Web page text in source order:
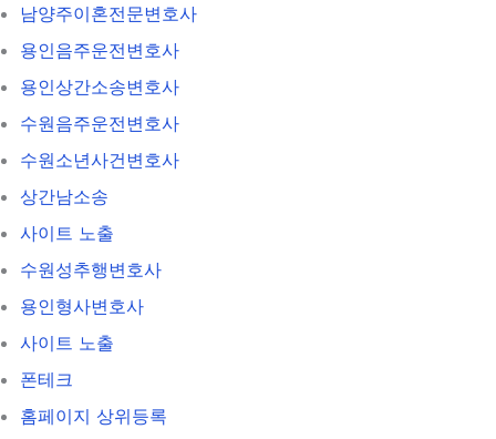
남양주이혼전문변호사
용인음주운전변호사
용인상간소송변호사
수원음주운전변호사
수원소년사건변호사
상간남소송
사이트 노출
수원성추행변호사
용인형사변호사
사이트 노출
폰테크
홈페이지 상위등록